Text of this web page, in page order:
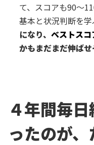
て、スコアも90～
基本と状況判断を学
になり、ベストスコ
かもまだまだ伸ばせ
４年間毎
ったのが